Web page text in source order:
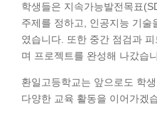
학생들은 지속가능발전목표
주제를 정하고, 인공지능 기술
였습니다. 또한 중간 점검과
며 프로젝트를 완성해 나갔습
환일고등학교는 앞으로도 학
다양한 교육 활동을 이어가겠